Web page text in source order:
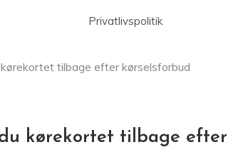
Privatlivspolitik
tilbage efter kørselsforbud
kørekortet tilbage efter